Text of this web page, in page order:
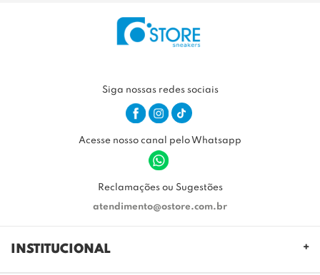
Siga nossas redes sociais
Acesse nosso canal pelo Whatsapp
Reclamações ou Sugestões
atendimento@ostore.com.br
INSTITUCIONAL